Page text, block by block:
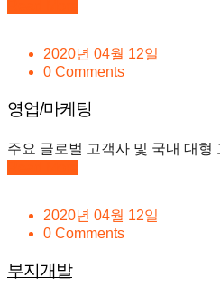
2020년 04월 12일
0 Comments
영업/마케팅
주요 글로벌 고객사 및 국내 대
2020년 04월 12일
0 Comments
부지개발